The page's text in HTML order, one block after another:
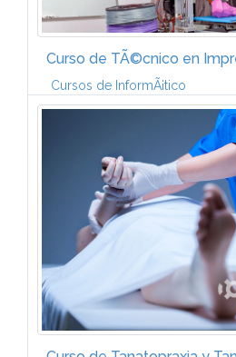
Curso de TÃ©cnico en
Cursos de InformÃ¡tico
1. El primer tema es una
fundamentos y tecnologÃ­a de
En el segundo tema
de filamento fundido...